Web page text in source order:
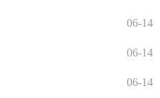
06-14
06-14
06-14